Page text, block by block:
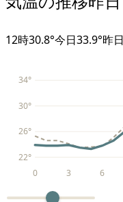
12時30.8°今日33.9°昨日
22°
26°
30°
34°
0 3 6